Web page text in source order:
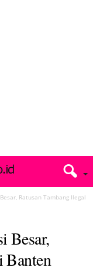
Ratusan Tambang Ilegal
Besar,
Banten